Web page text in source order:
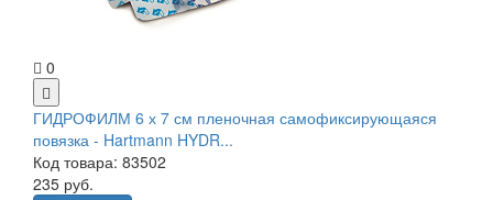
0
ГИДРОФИЛМ 6 х 7 см пленочная самофиксирующаяся
повязка - Hartmann HYDR...
Код товара: 83502
235 руб.